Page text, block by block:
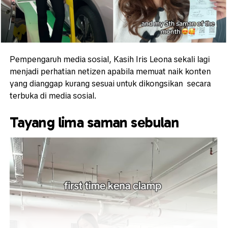
Pempengaruh media sosial, Kasih Iris Leona sekali lagi
menjadi perhatian netizen apabila memuat naik konten
yang dianggap kurang sesuai untuk dikongsikan secara
terbuka di media sosial.
Tayang lima saman sebulan